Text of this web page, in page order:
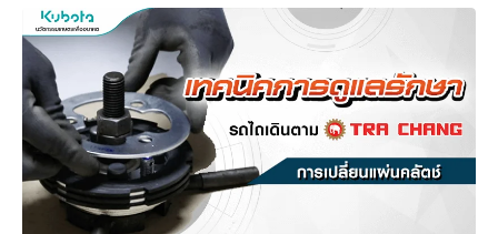
แทรกเตอร์
อุปกรณ์ต่อพ่วงแทรกเตอร์
รถเกี่ยวนวดข้าว
รถดำนา
ชุดอุปกรณ์เสริมรถดำนา
เครื่องยนต์ดีเซล
รถไถ
สินค้าอื่น ๆ
สาระความรู้
ผู้แทนจำหน่าย
เครื่องจักรกลการเกษตร
เครื่องจักรกลการเกษตร
ศูนย์จำหน่ายกล้าแผ่นฯ
ข้อมูลองค์กร
รู้จักสยามคูโบต้า
ประวัติบริษัท
สมัครงาน